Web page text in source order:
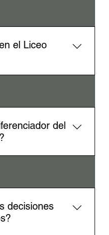
el Liceo
tenemos
del
en pensamiento
de las fortalezas del
ecuatoriana con un
apoyados en el
decisiones